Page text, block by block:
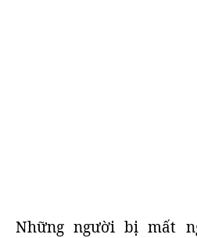
Những người bị mất